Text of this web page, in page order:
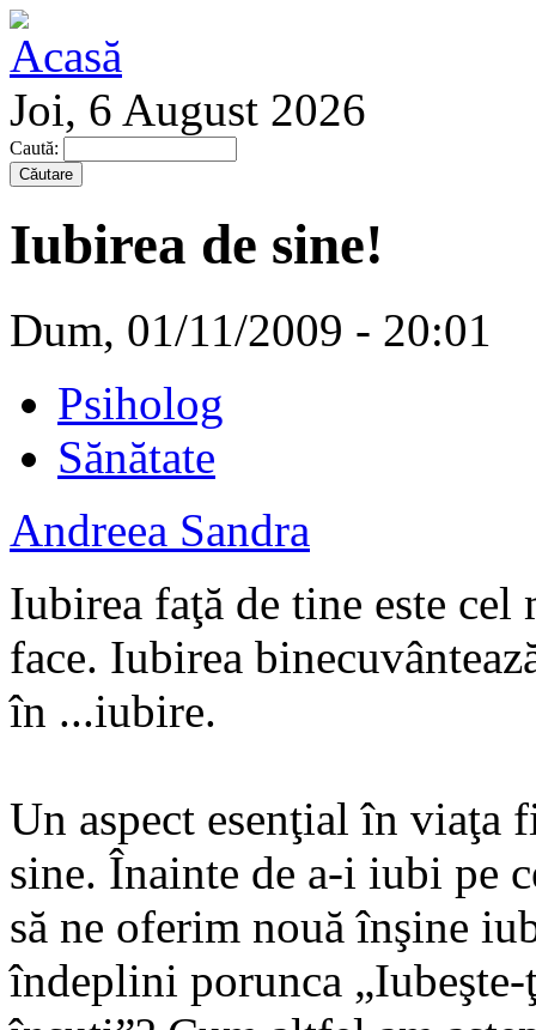
Joi, 6 August 2026
Caută:
Iubirea de sine!
Dum, 01/11/2009 - 20:01
Psiholog
Sănătate
Andreea Sandra
Iubirea faţă de tine este
face. Iubirea
în ...iubire.
Un aspect esenţial în viaţa
sine. Înainte de a-i iubi pe
să ne oferim nouă înşine
îndeplini porunca